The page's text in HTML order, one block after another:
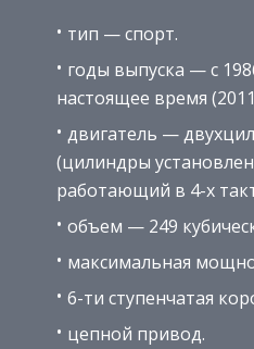
тип — спорт.
годы выпуска — с
настоящее время
двигатель —
(цилиндры
работающий в 4-х
объем — 249
максимальная
6-ти ступенчатая
цепной привод.